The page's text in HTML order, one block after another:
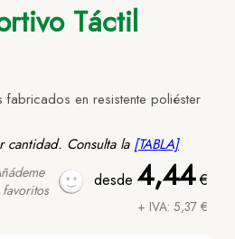
Táctil
en resistente poliéster
cantidad. Consulta la [TABLA]
desde4,44€
+ IVA: 5,37 €
favoritos